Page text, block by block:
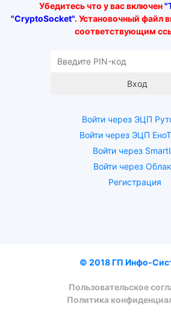
Убедитесь что у вас включен
"CryptoSocket". Установочный файл
соответствующим
Войти через ЭЦП
Войти через ЭЦП
Войти через
Войти через
Регистрация
© 2018 ГП Инфо-
Пользовательское
Политика